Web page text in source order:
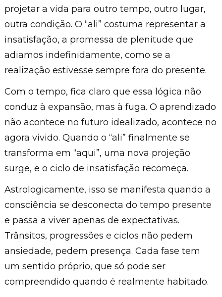
projetar a vida para outro tempo, outro lugar,
outra condição. O “ali” costuma representar a
insatisfação, a promessa de plenitude que
adiamos indefinidamente, como se a
realização estivesse sempre fora do presente.
Com o tempo, fica claro que essa lógica não
conduz à expansão, mas à fuga. O aprendizado
não acontece no futuro idealizado, acontece no
agora vivido. Quando o “ali” finalmente se
transforma em “aqui”, uma nova projeção
surge, e o ciclo de insatisfação recomeça.
Astrologicamente, isso se manifesta quando a
consciência se desconecta do tempo presente
e passa a viver apenas de expectativas.
Trânsitos, progressões e ciclos não pedem
ansiedade, pedem presença. Cada fase tem
um sentido próprio, que só pode ser
compreendido quando é realmente habitado.